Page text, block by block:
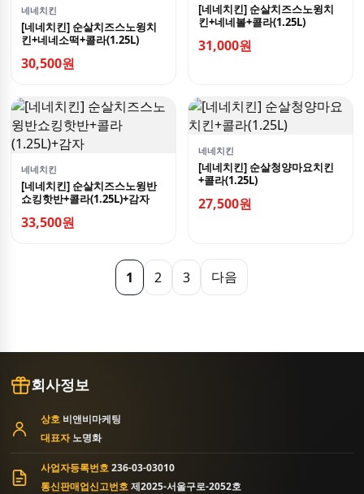
네네치킨
[네네치킨] 순살치즈스노윙치
킨+네네소떡+콜라(1.25L)
30,500원
[네네치킨] 순살치즈스노윙치
킨+네네볼+콜라(1.25L)
31,000원
네네치킨
[네네치킨] 순살치즈스노윙반
쇼킹핫반+콜라(1.25L)+감자
33,500원
네네치킨
[네네치킨] 순살청양마요치킨
+콜라(1.25L)
27,500원
1 2 3 다음
회사정보
상호 비앤비마케팅
대표자노명화
사업자등록번호236-03-03010
통신판매업신고번호제2025-서울구로-2052호